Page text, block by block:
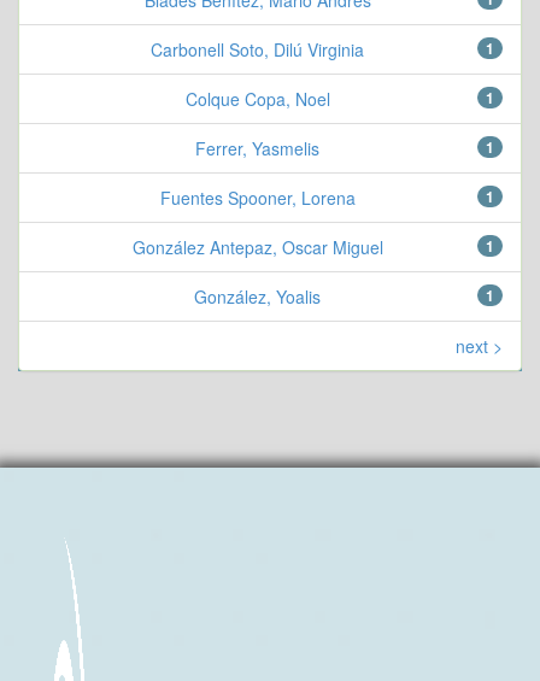
1
Carbonell Soto, Dilú Virginia
1
Colque Copa, Noel
1
Ferrer, Yasmelis
1
Fuentes Spooner, Lorena
1
González Antepaz, Oscar Miguel
1
González, Yoalis
next >